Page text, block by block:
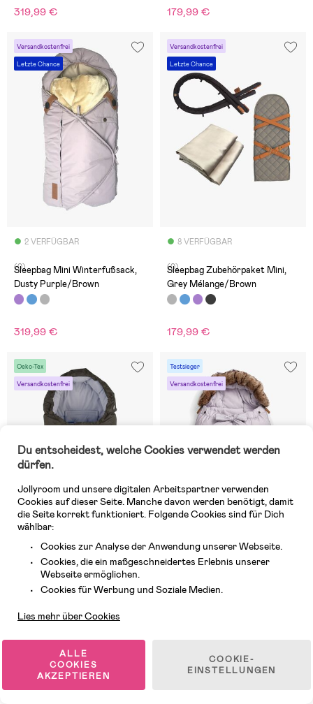
319,99 € 179,99 €
Versandkostenfrei
Letzte Chance
2 VERFÜGBAR
(0)
Sleepbag Mini Winterfußsack,
Dusty Purple/Brown
319,99 €
Versandkostenfrei
Letzte Chance
8 VERFÜGBAR
(0)
Sleepbag Zubehörpaket Mini,
Grey Mélange/Brown
179,99 €
Oeko-Tex
Versandkostenfrei
1 VERFÜGBAR
Voksi Active Fußsack, Olive
199,99 €
UVP: 269,99 €
Testsieger
Versandkostenfrei
6 VERFÜGBAR
(3)
Elodie Fußsack, Lavender Love
Du entscheidest, welche Cookies verwendet werden
dürfen.
Jollyroom und unsere digitalen Arbeitspartner verwenden
Cookies auf dieser Seite. Manche davon werden benötigt, damit
die Seite korrekt funktioniert. Folgende Cookies sind für Dich
wählbar:
Cookies zur Analyse der Anwendung unserer Webseite.
Cookies, die ein maßgeschneidertes Erlebnis unserer
Webseite ermöglichen.
Cookies für Werbung und Soziale Medien.
Lies mehr über Cookies
ALLE
COOKIES
AKZEPTIEREN
COOKIE-
EINSTELLUNGEN